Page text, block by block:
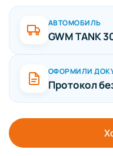
АВТОМОБИЛЬ
GWM TANK
ОФОРМИЛИ
Протокол